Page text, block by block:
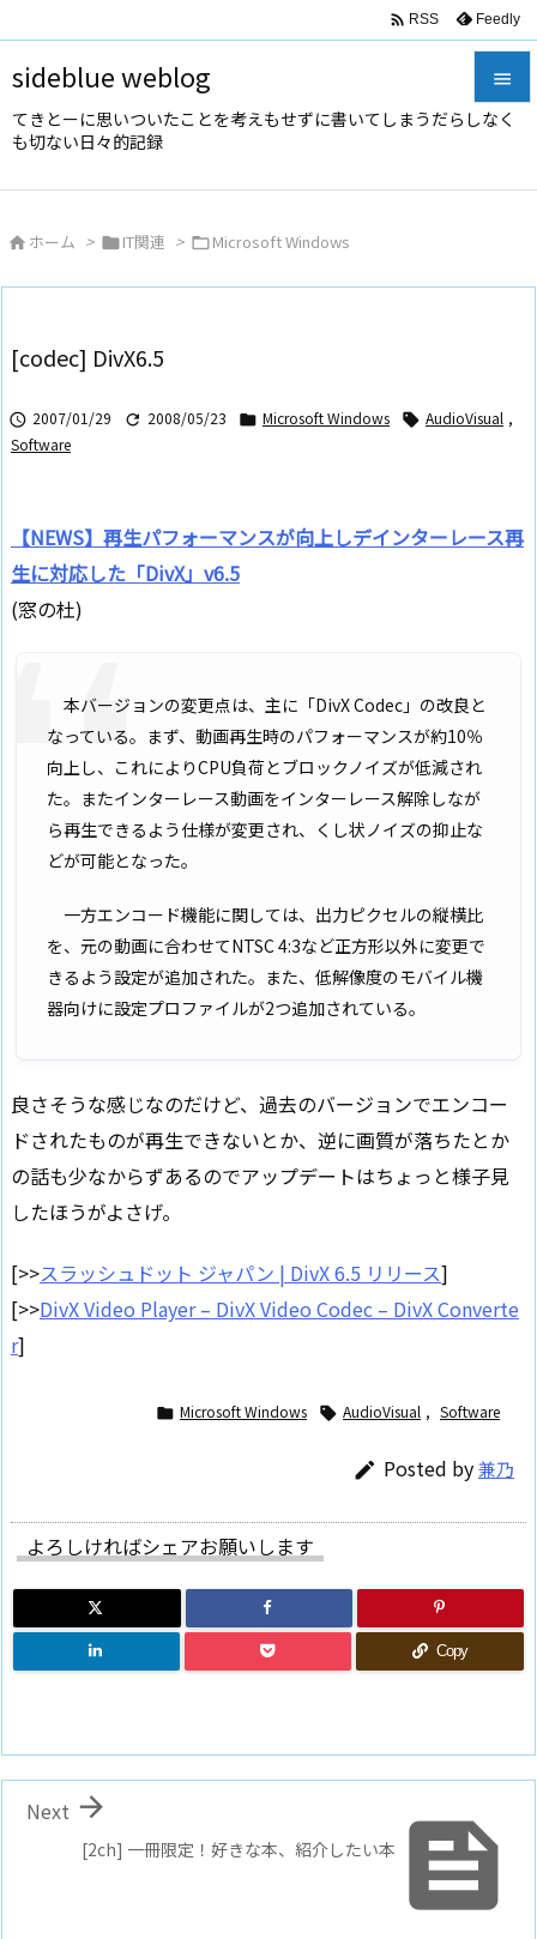
sideblue weblog
てきとーに思いついたことを考えもせずに書いてしまうだらしなく
も切ない日々的記録



検索
 RSS Feedly
 ホーム > IT関連 > Microsoft Windows
[codec] DivX6.5
 2007/01/29  2008/05/23  Microsoft Windows  AudioVisual ,
Software
【NEWS】再生パフォーマンスが向上しデインターレース再
生に対応した「DivX」v6.5
(窓の杜)
本バージョンの変更点は、主に「DivX Codec」の改良と
なっている。まず、動画再生時のパフォーマンスが約10％
向上し、これによりCPU負荷とブロックノイズが低減され
た。またインターレース動画をインターレース解除しなが
ら再生できるよう仕様が変更され、くし状ノイズの抑止な
どが可能となった。
一方エンコード機能に関しては、出力ピクセルの縦横比
を、元の動画に合わせてNTSC 4:3など正方形以外に変更で
きるよう設定が追加された。また、低解像度のモバイル機
器向けに設定プロファイルが2つ追加されている。
良さそうな感じなのだけど、過去のバージョンでエンコー
ドされたものが再生できないとか、逆に画質が落ちたとか
の話も少なからずあるのでアップデートはちょっと様子見
したほうがよさげ。
[>>スラッシュドット ジャパン | DivX 6.5 リリース]
[>>DivX Video Player – DivX Video Codec – DivX Converte
r]
 Microsoft Windows  AudioVisual , Software
 Posted by兼乃
よろしければシェアお願いします
Copy

[2ch] 一冊限定！好きな本、紹介したい本

Next